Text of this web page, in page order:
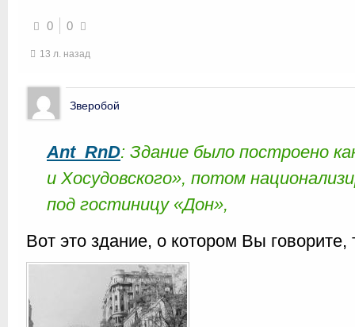
0 0
13 л. назад
Зверобой
Ant_RnD: Здание было построено
и Хосудовского», потом
под гостиницу «Дон»,
Вот это здание, о котором Вы говорите,